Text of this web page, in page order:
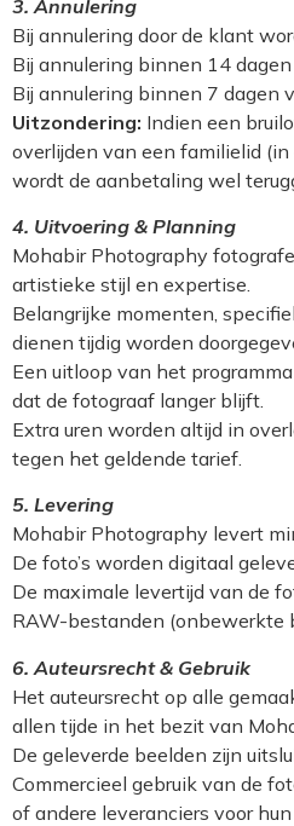
3. Annulering
Bij annulering door de klant
Bij annulering binnen 14
Bij annulering binnen 7 dagen
Uitzondering: Indien een
overlijden van een familielid
wordt de aanbetaling wel
4. Uitvoering & Planning
Mohabir Photography
artistieke stijl en expertise.
Belangrijke momenten,
dienen tijdig worden
Een uitloop van het
dat de fotograaf langer blijft.
Extra uren worden altijd in
tegen het geldende tarief.
5. Levering
Mohabir Photography levert
De foto’s worden digitaal
De maximale levertijd van de
RAW-bestanden (onbewerkte
6. Auteursrecht & Gebruik
Het auteursrecht op alle
allen tijde in het bezit van
De geleverde beelden zijn
Commercieel gebruik van de
of andere leveranciers voor